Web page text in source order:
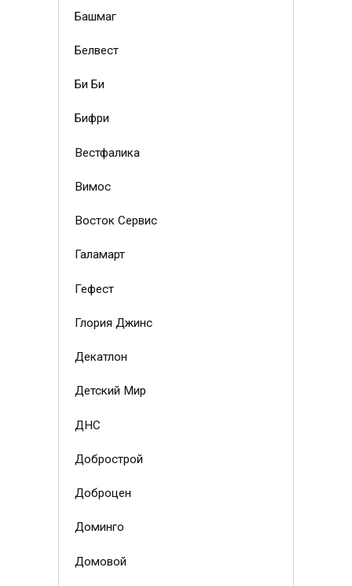
Башмаг
Белвест
Би Би
Бифри
Вестфалика
Вимос
Восток Сервис
Галамарт
Гефест
Глория Джинс
Декатлон
Детский Мир
ДНС
Добрострой
Доброцен
Доминго
Домовой